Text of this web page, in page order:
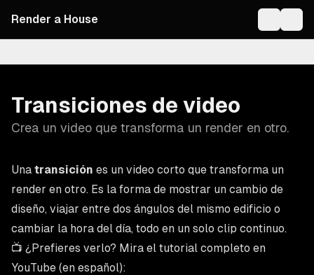
Render a House
Transiciones de video
Crea un video que transforma un render en otro.
Una transición es un video corto que transforma un
render en otro. Es la forma de mostrar un cambio de
diseño, viajar entre dos ángulos del mismo edificio o
cambiar la hora del día, todo en un solo clip continuo.
📺 ¿Prefieres verlo? Mira el tutorial completo en
YouTube (en español):